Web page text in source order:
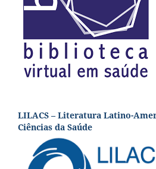
LILACS – Literatura Latino-
Ciências da Saúde